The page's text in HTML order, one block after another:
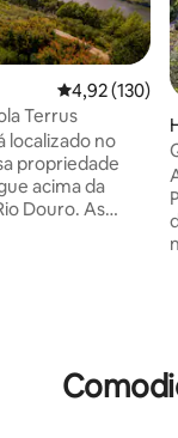
4,92 de uma
4,92 (130)
Terrus
localizado no
propriedade
acima da
As
oferecendo
para uma